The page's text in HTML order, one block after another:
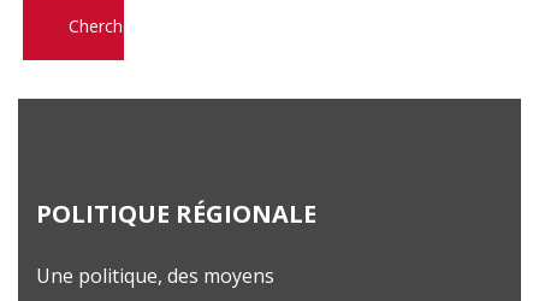
POLITIQUE RÉGIONALE
Une politique, des moyens